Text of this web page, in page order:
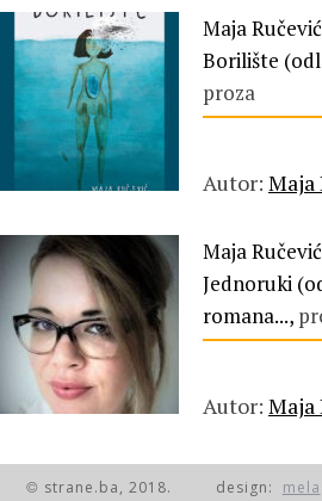
Maja
Borilište
proza
Autor: Maja
Maja
Jednoruki
romana...,
Autor: Maja
© strane.ba, 2018. design: mela